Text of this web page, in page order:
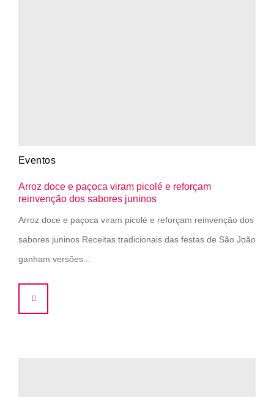
Eventos
Arroz doce e paçoca viram picolé e reforçam
reinvenção dos sabores juninos
Arroz doce e paçoca viram picolé e reforçam reinvenção dos
sabores juninos Receitas tradicionais das festas de São João
ganham versões...